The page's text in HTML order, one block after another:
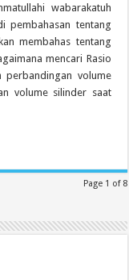
wabarakatuh
pembahasan tentang
membahas tentang
mencari Rasio
perbandingan volume
volume silinder saat
Page 1 of 8